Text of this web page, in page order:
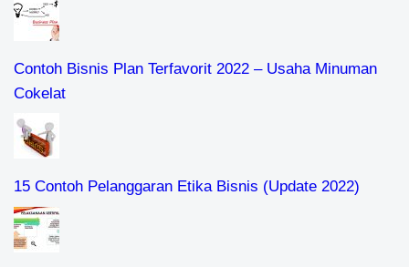
Contoh Bisnis Plan Terfavorit 2022 – Usaha Minuman
Cokelat
15 Contoh Pelanggaran Etika Bisnis (Update 2022)